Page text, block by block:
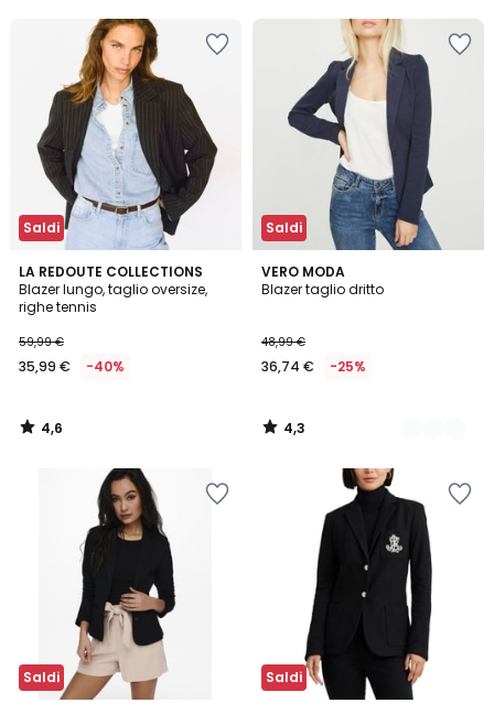
Saldi
LA REDOUTE COLLECTIONS
Blazer lungo, taglio oversize,
righe tennis
59,99 €
35,99 € -40%
4,6
/ 5
4,6
/
Saldi
VERO MODA
Blazer taglio dritto
48,99 €
36,74 € -25%
4,3
/ 5
2
Colori
4,3
/
Saldi Saldi